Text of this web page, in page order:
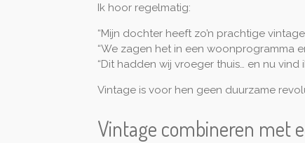
Ik hoor regelmatig:
“Mijn dochter heeft zo’n prachtige
“We zagen het in een woonprogramma
“Dit hadden wij vroeger thuis… en nu vind
Vintage is voor hen geen duurzame
Vintage combineren met